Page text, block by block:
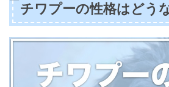
チワプーの性格はどう